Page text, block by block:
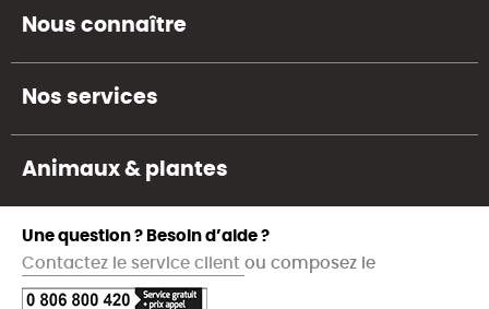
Nous connaître
Nos services
Animaux & plantes
Une question ? Besoin d’aide ?
Contactez le service client ou composez le